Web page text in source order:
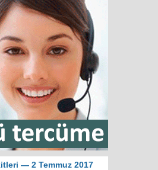
— 2 Temmuz 2017